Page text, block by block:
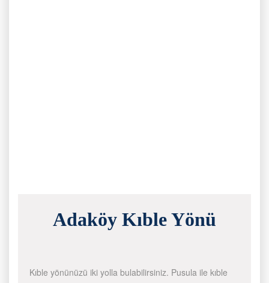
Adaköy Kıble Yönü
Kıble yönünüzü iki yolla bulabilirsiniz. Pusula ile kıble